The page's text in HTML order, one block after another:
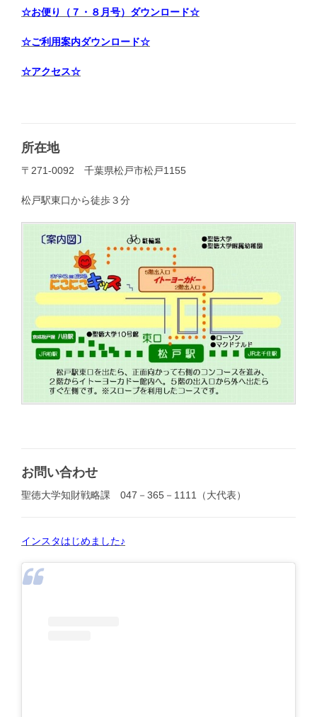
☆お便り（７・８月号）ダウンロード☆
☆ご利用案内ダウンロード☆
☆アクセス☆
所在地
〒271-0092 千葉県松戸市松戸1155
松戸駅東口から徒歩３分
お問い合わせ
聖徳大学知財戦略課 047－365－1111（大代表）
インスタはじめました♪